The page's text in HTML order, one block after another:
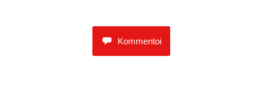
Kommentoi